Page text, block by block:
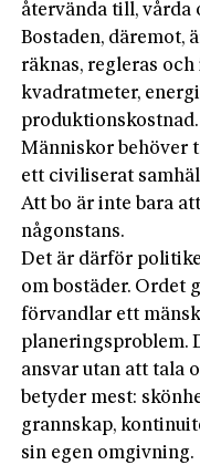
återvända till, vårda
Bostaden, däremot,
räknas, regleras
kvadratmeter,
Människor behöver
ett civiliserat
Att bo är inte bara
någonstans.
Det är därför
om bostäder. Ordet
förvandlar ett
planeringsproblem.
ansvar utan att tala
betyder mest:
grannskap,
sin egen omgivning.